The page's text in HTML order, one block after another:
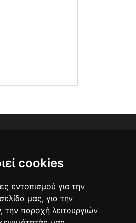
cookies
εντοπισμού για την
μας, για την
την παροχή λειτουργιών